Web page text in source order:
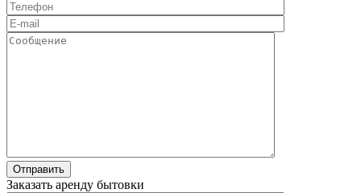
Заказать аренду бытовки